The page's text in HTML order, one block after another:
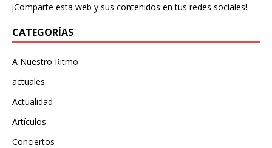
¡Comparte esta web y sus contenidos en tus redes sociales!
CATEGORÍAS
A Nuestro Ritmo
actuales
Actualidad
Artículos
Conciertos